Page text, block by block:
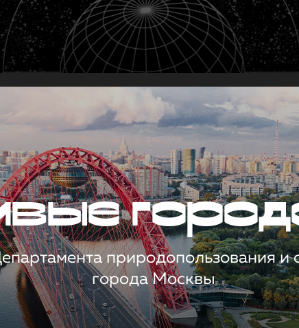
природопользования
города Москвы